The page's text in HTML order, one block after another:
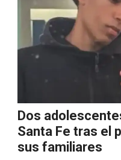
Dos
Santa Fe tras el
sus familiares